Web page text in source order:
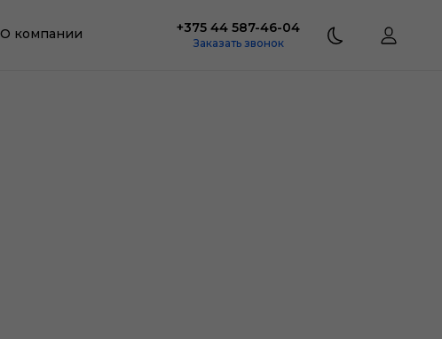
О компании +375 44 587-46-04
Заказать звонок